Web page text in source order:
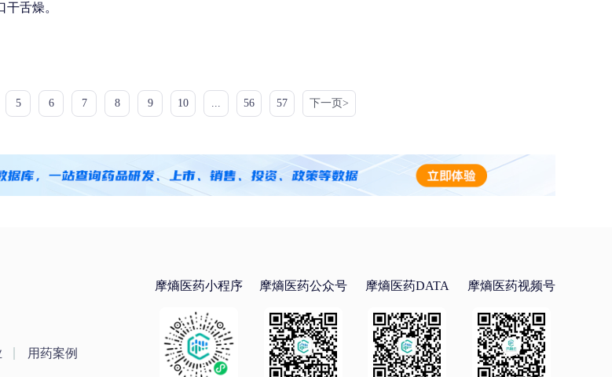
舌燥。
5 6 7 8 9 10 ... 56 57 下一页>
用药案例
摩熵医药小程序 摩熵医药公众号 摩熵医药DATA 摩熵医药视频号